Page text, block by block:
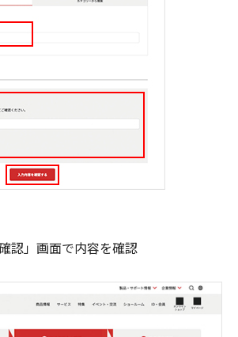
認」画面で内容を確認